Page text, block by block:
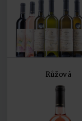
Růžová